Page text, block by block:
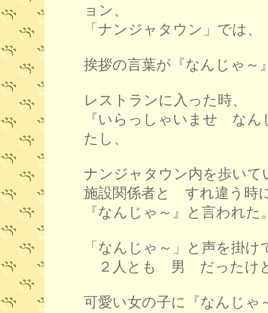
ョン、
「ナンジャタウン」では、
挨拶の言葉が『なんじゃ～
レストランに入った時、
『いらっしゃいませ なん
たし、
ナンジャタウン内を歩いて
施設関係者と すれ違う時
『なんじゃ～』と言われた
「なんじゃ～」と声を掛
２人とも 男 だったけ
可愛い女の子に『なんじゃ